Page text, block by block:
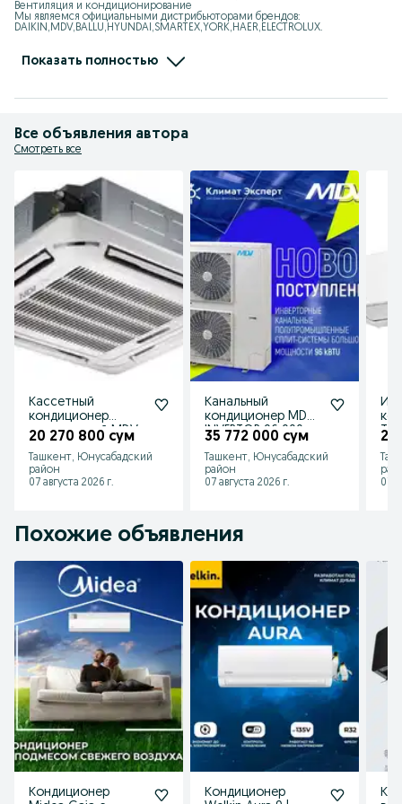
Вентиляция и кондиционирование
Мы являемся официальными дистрибьюторами брендов:
DAIKIN,MDV,BALLU,HYUNDAI,SMARTEX,YORK,HAER,ELECTROLUX.
Тепловые завесы, Калориферы, Тепловентиялторы, Тепловые пушки,
Показать полностью
Все объявления автора
Смотреть все
Кассетный
кондиционер
инверторный MDV
36HRDN1/MDOU-
36HDN1
20 270 800 сум
Ташкент, Юнусабадский
район
07 августа 2026 г.
Канальный
кондиционер MDV
INVERTOR 96 000
35 772 000 сум
Ташкент, Юнусабадский
район
07 августа 2026 г.
20
07
Похожие объявления
Кондиционер
Кондиционер